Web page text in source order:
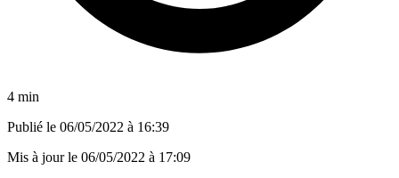
4 min
Publié le 06/05/2022 à 16:39
Mis à jour le 06/05/2022 à 17:09